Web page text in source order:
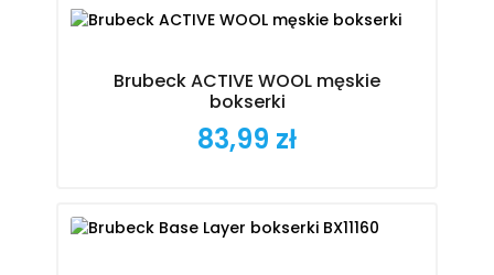
Brubeck ACTIVE WOOL męskie
bokserki
Cena
83,99 zł